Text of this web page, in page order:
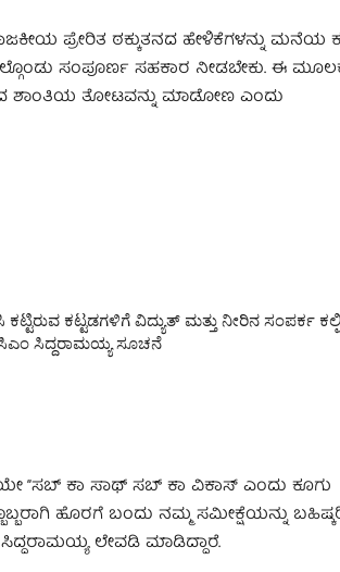
ಪ್ರೇರಿತ ಠಕ್ಕುತನದ ಹೇಳಿಕೆಗಳನ್ನು ಮನೆಯ
ಸಂಪೂರ್ಣ ಸಹಕಾರ ನೀಡಬೇಕು. ಈ
ಶಾಂತಿಯ ತೋಟವನ್ನು ಮಾಡೋಣ ಎಂದು
ಕಟ್ಟಡಗಳಿಗೆ ವಿದ್ಯುತ್ ಮತ್ತು ನೀರಿನ ಸಂಪರ್ಕ
ಸಿದ್ದರಾಮಯ್ಯ ಸೂಚನೆ
‘’ಸಬ್ ಕಾ ಸಾಥ್ ಸಬ್ ಕಾ ವಿಕಾಸ್ ಎಂದು ಕೂಗು
ಹೊರಗೆ ಬಂದು ನಮ್ಮ ಸಮೀಕ್ಷೆಯನ್ನು
ಲೇವಡಿ ಮಾಡಿದ್ದಾರೆ.